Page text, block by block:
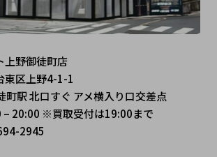
上野御徒町店
東区上野4-1-1
町駅 北口すぐ アメ横入り口交差点
– 20:00 ※買取受付は19:00まで
2945